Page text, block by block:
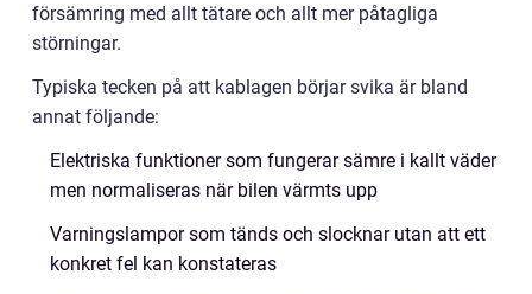
försämring med allt tätare och allt mer påtagliga
störningar.
Typiska tecken på att kablagen börjar svika är bland
annat följande:
Elektriska funktioner som fungerar sämre i kallt väder
men normaliseras när bilen värmts upp
Varningslampor som tänds och slocknar utan att ett
konkret fel kan konstateras